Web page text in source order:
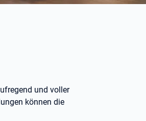
und voller
können die